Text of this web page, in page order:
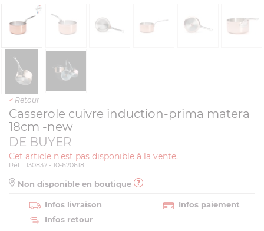
< Retour
Casserole cuivre induction-prima matera
18cm -new
DE BUYER
Cet article n'est pas disponible à la vente.
Réf. : 130837 - 10-620618
Non disponible en boutique
Infos livraison
Infos paiement
Infos retour